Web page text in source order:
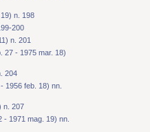
n. 198
200
n. 201
27 - 1975 mar. 18)
204
1956 feb. 18) nn.
n. 207
- 1971 mag. 19) nn.